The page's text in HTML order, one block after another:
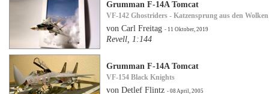
Grumman F-14A Tomcat
VF-142 Ghostriders - Katzensprung aus den Wolken
von Carl Freitag- 11 Oktober, 2019
Revell, 1:144
Grumman F-14A Tomcat
VF-154 Black Knights
von Detlef Flintz- 08 April, 2005